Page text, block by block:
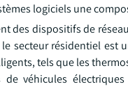
logiciels une
des dispositifs de
secteur résidentiel est
tels que les
de véhicules